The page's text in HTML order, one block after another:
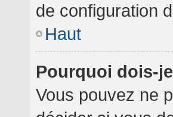
de configuration
Haut
Pourquoi dois-
Vous pouvez ne